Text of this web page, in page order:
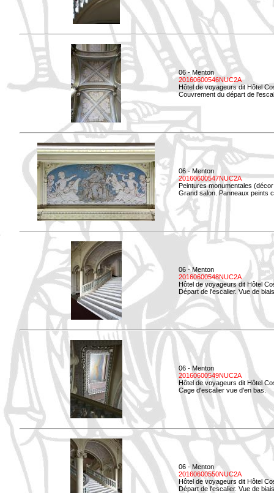
06 - Menton
20160600546NUC2A
Hôtel de voyageurs dit Hôtel
Couvrement du départ de
06 - Menton
20160600547NUC2A
Peintures monumentales
Grand salon. Panneaux peints
06 - Menton
20160600548NUC2A
Hôtel de voyageurs dit Hôtel
Départ de l'escalier. Vue de
06 - Menton
20160600549NUC2A
Hôtel de voyageurs dit Hôtel
Cage d'escalier vue d'en bas.
06 - Menton
20160600550NUC2A
Hôtel de voyageurs dit Hôtel
Départ de l'escalier. Vue de